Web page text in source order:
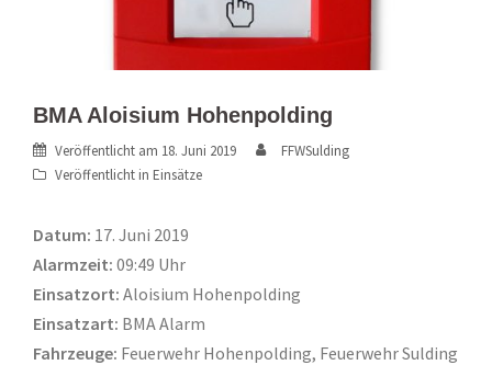
BMA Aloisium Hohenpolding
Veröffentlicht am 18. Juni 2019
FFWSulding
Veröffentlicht in Einsätze
Datum: 17. Juni 2019
Alarmzeit: 09:49 Uhr
Einsatzort: Aloisium Hohenpolding
Einsatzart: BMA Alarm
Fahrzeuge: Feuerwehr Hohenpolding, Feuerwehr Sulding